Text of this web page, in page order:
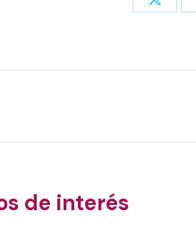
Share
de interés